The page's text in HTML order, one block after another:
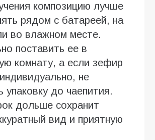
композицию лучше
рядом с батареей, на
во влажном месте.
поставить ее в
комнату, а если зефир
не
упаковку до чаепития.
дольше сохранит
вид и приятную